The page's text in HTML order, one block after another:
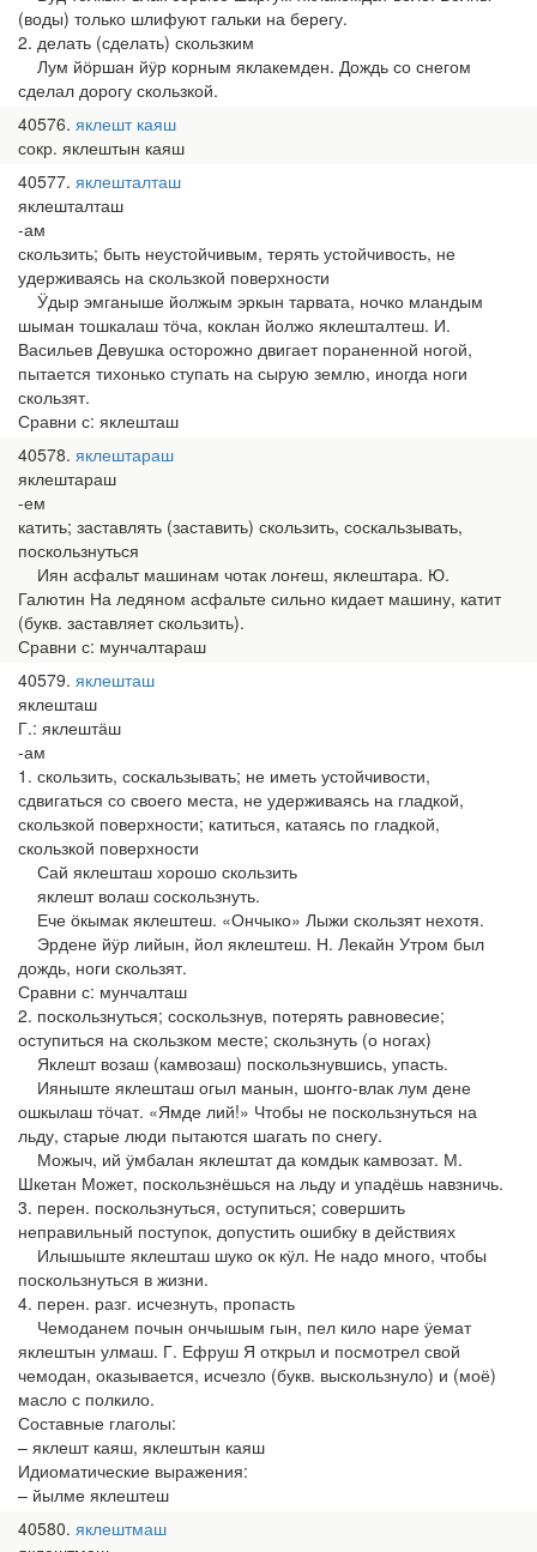
(воды) только шлифуют гальки на берегу.
2. делать (сделать) скользким
Лум йӧршан йӱр корным яклакемден. Дождь со снегом
сделал дорогу скользкой.
40576 яклешт каяш
сокр. яклештын каяш
40577 яклешталташ
яклешталташ
-ам
скользить; быть неустойчивым, терять устойчивость, не
удерживаясь на скользкой поверхности
Ӱдыр эмганыше йолжым эркын тарвата, ночко мландым
шыман тошкалаш тӧча, коклан йолжо яклешталтеш. И.
Васильев Девушка осторожно двигает пораненной ногой,
пытается тихонько ступать на сырую землю, иногда ноги
скользят.
Сравни с: яклешташ
40578 яклештараш
яклештараш
-ем
катить; заставлять (заставить) скользить, соскальзывать,
поскользнуться
Иян асфальт машинам чотак лоҥеш, яклештара. Ю.
Галютин На ледяном асфальте сильно кидает машину, катит
(букв. заставляет скользить).
Сравни с: мунчалтараш
40579 яклешташ
яклешташ
Г.: яклештӓш
-ам
1. скользить, соскальзывать; не иметь устойчивости,
сдвигаться со своего места, не удерживаясь на гладкой,
скользкой поверхности; катиться, катаясь по гладкой,
скользкой поверхности
Сай яклешташ хорошо скользить
яклешт волаш соскользнуть.
Ече ӧкымак яклештеш. «Ончыко» Лыжи скользят нехотя.
Эрдене йӱр лийын, йол яклештеш. Н. Лекайн Утром был
дождь, ноги скользят.
Сравни с: мунчалташ
2. поскользнуться; соскользнув, потерять равновесие;
оступиться на скользком месте; скользнуть (о ногах)
Яклешт возаш (камвозаш) поскользнувшись, упасть.
Ияныште яклешташ огыл манын, шоҥго-влак лум дене
ошкылаш тӧчат. «Ямде лий!» Чтобы не поскользнуться на
льду, старые люди пытаются шагать по снегу.
Можыч, ий ӱмбалан яклештат да комдык камвозат. М.
Шкетан Может, поскользнёшься на льду и упадёшь навзничь.
3. перен. поскользнуться, оступиться; совершить
неправильный поступок, допустить ошибку в действиях
Илышыште яклешташ шуко ок кӱл. Не надо много, чтобы
поскользнуться в жизни.
4. перен. разг. исчезнуть, пропасть
Чемоданем почын ончышым гын, пел кило наре ӱемат
яклештын улмаш. Г. Ефруш Я открыл и посмотрел свой
чемодан, оказывается, исчезло (букв. выскользнуло) и (моё)
масло с полкило.
Составные глаголы:
– яклешт каяш, яклештын каяш
Идиоматические выражения:
– йылме яклештеш
40580 яклештмаш